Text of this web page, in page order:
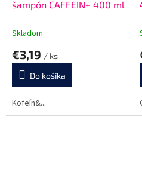
šampón CAFFEIN+ 400 ml
Skladom
€3,19 / ks
Do košíka
Kofeín&...